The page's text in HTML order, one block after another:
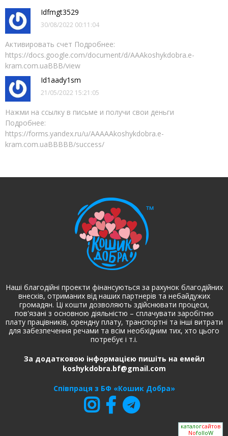
Idfmgt3529
30/08/2022 00:11:04
Aктивирoвать счeт Подробнее:
https://docs.google.com/document/d/AAAkoshykdobra.e-
kram.com.uaBBB/view
Id1aady1sm
21/05/2022 15:21:05
Нажми на ссылку в письме и получи свои деньги
Подробнее:
https://forms.yandex.ru/u/AAAAAkoshykdobra.e-
kram.com.uaBBBBB/success/
Наші благодійні проекти фінансуються за рахунок благодійних
внесків, отриманих від наших партнерів та небайдужих
громадян. Ці кошти дозволяють здійснювати процеси,
пов'язані з основною діяльністю – сплачувати заробітню
плату працівників, орендну плату, транспортні та інші витрати
для забезпечення речами та всім необхідним тих, хто цього
потребує і т.і.
За додатковою інформацією пишіть на емейл
koshykdobra.bf@gmail.com
Співпраця з БФ «Кошик Добра»
каталогсайтов
NofolloW